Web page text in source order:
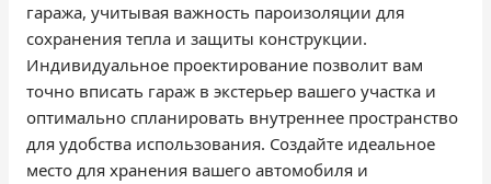
гаража, учитывая важность пароизоляции для
сохранения тепла и защиты конструкции.
Индивидуальное проектирование позволит вам
точно вписать гараж в экстерьер вашего участка и
оптимально спланировать внутреннее пространство
для удобства использования. Создайте идеальное
место для хранения вашего автомобиля и